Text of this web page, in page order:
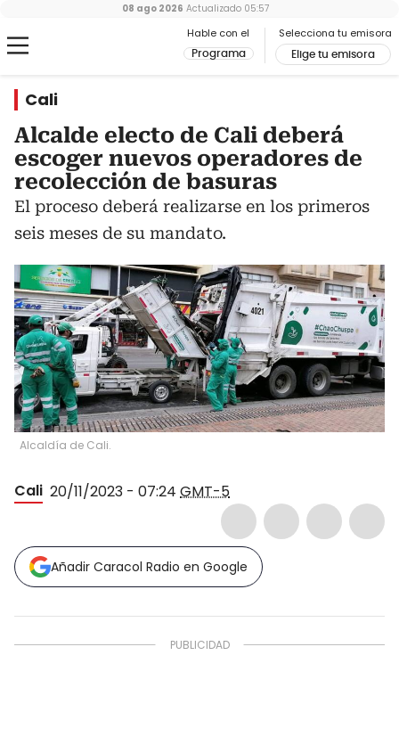
Hable con el
Programa
Selecciona tu emisora
Elige tu emisora
08 ago 2026 Actualizado 05:57
Cali
Alcalde electo de Cali deberá
escoger nuevos operadores de
recolección de basuras
El proceso deberá realizarse en los primeros
seis meses de su mandato.
Alcaldía de Cali.
Cali 20/11/2023 - 07:24 GMT-5
Añadir Caracol Radio en Google